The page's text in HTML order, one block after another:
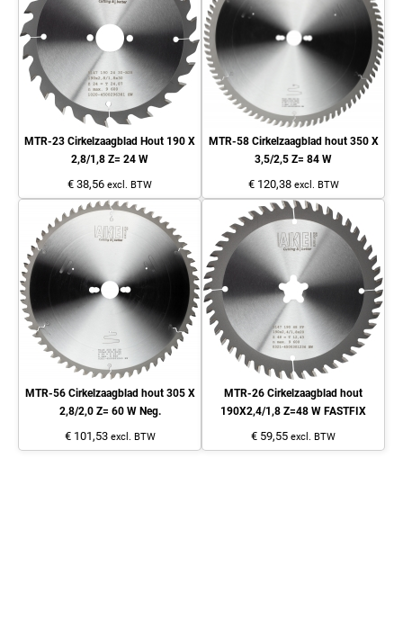
MTR-23 Cirkelzaagblad Hout 190 X
2,8/1,8 Z= 24 W
€ 38,56 excl. BTW
MTR-58 Cirkelzaagblad hout 350 X
3,5/2,5 Z= 84 W
€ 120,38 excl. BTW
MTR-56 Cirkelzaagblad hout 305 X
2,8/2,0 Z= 60 W Neg.
€ 101,53 excl. BTW
MTR-26 Cirkelzaagblad hout
190X2,4/1,8 Z=48 W FASTFIX
€ 59,55 excl. BTW